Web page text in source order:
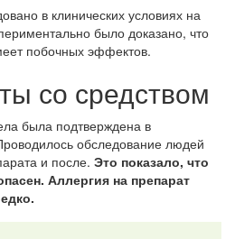
в клинических условиях на
было доказано, что
побочных эффектов.
со средством
была подтверждена в
обследование людей
и после. Это показало, что
Аллергия на препарат